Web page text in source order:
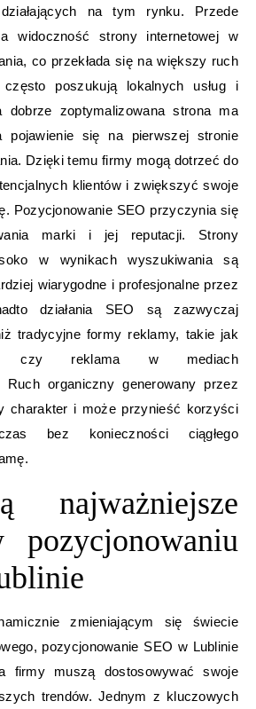
na tym rynku. Przede
widoczność strony internetowej w
co przekłada się na większy ruch
często poszukują lokalnych usług i
dobrze zoptymalizowana strona ma
pojawienie się na pierwszej stronie
Dzięki temu firmy mogą dotrzeć do
klientów i zwiększyć swoje
Pozycjonowanie SEO przyczynia się
marki i jej reputacji. Strony
w wynikach wyszukiwania są
wiarygodne i profesjonalne przez
działania SEO są zazwyczaj
tradycyjne formy reklamy, takie jak
czy reklama w mediach
Ruch organiczny generowany przez
charakter i może przynieść korzyści
bez konieczności ciągłego
najważniejsze
zmieniającym się świecie
pozycjonowanie SEO w Lublinie
firmy muszą dostosowywać swoje
trendów. Jednym z kluczowych